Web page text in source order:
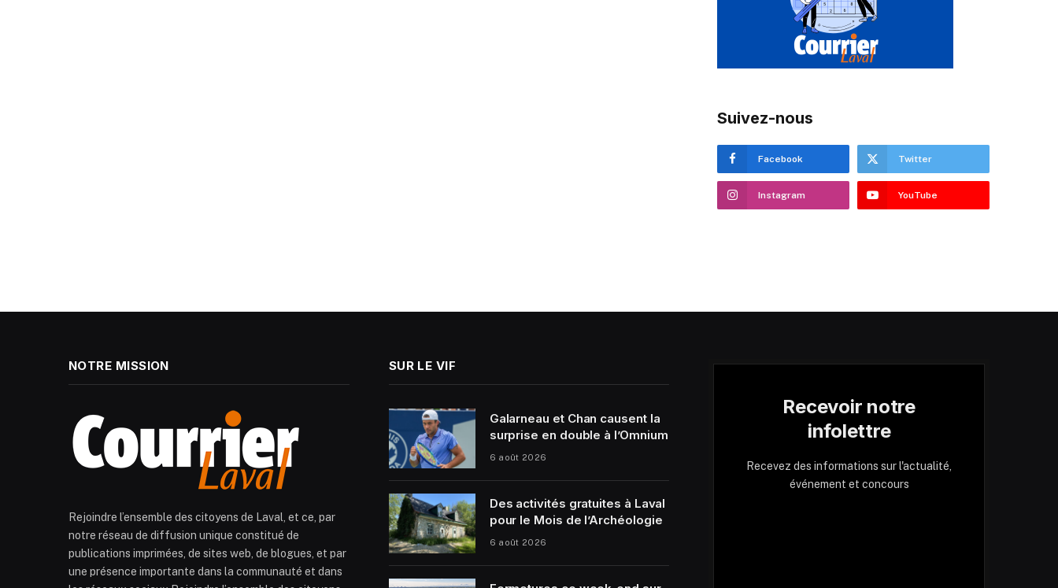
Suivez-nous
Facebook Twitter
Instagram YouTube
NOTRE MISSION
Rejoindre l’ensemble des citoyens de Laval, et ce, par
notre réseau de diffusion unique constitué de
publications imprimées, de sites web, de blogues, et par
une présence importante dans la communauté et dans
SUR LE VIF
Galarneau et Chan causent la
surprise en double à l’Omnium
6 août 2026
Des activités gratuites à Laval
pour le Mois de l’Archéologie
6 août 2026
Recevoir notre
infolettre
Recevez des informations sur l'actualité,
événement et concours